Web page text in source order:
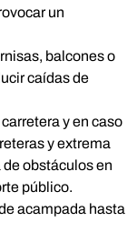
un
balcones o
caídas de
y en caso
y extrema
obstáculos en
público.
acampada hasta